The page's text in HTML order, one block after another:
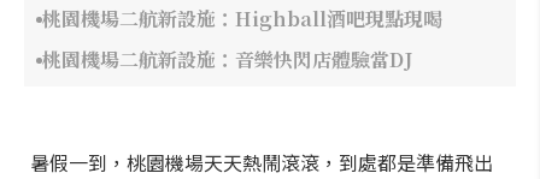
桃園機場二航新設施：Highball酒吧現點現喝
桃園機場二航新設施：音樂快閃店體驗當DJ
暑假一到，桃園機場天天熱鬧滾滾，到處都是準備飛出